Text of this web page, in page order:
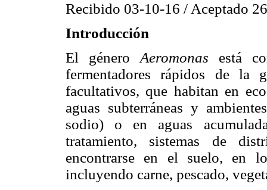
Recibido 03-10-16 / Aceptado
Introducción
El géneroAeromonas está
fermentadores rápidos de la
facultativos, que habitan en
aguas subterráneas y
sodio) o en aguas
tratamiento, sistemas de
encontrarse en el suelo, en
incluyendo carne, pescado,